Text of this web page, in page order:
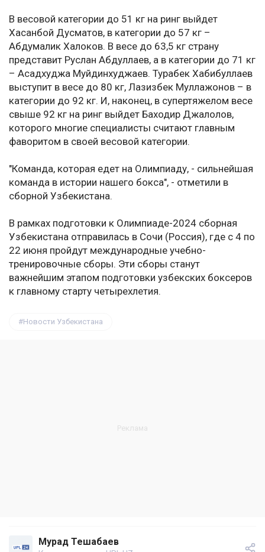
В весовой категории до 51 кг на ринг выйдет
Хасанбой Дусматов, в категории до 57 кг –
Абдумалик Халоков. В весе до 63,5 кг страну
представит Руслан Абдуллаев, а в категории до 71 кг
– Асадхуджа Муйдинхуджаев. Турабек Хабибуллаев
выступит в весе до 80 кг, Лазизбек Муллажонов – в
категории до 92 кг. И, наконец, в супертяжелом весе
свыше 92 кг на ринг выйдет Баходир Джалолов,
которого многие специалисты считают главным
фаворитом в своей весовой категории.
"Команда, которая едет на Олимпиаду, - сильнейшая
команда в истории нашего бокса", - отметили в
сборной Узбекистана.
В рамках подготовки к Олимпиаде-2024 сборная
Узбекистана отправилась в Сочи (Россия), где с 4 по
22 июня пройдут международные учебно-
тренировочные сборы. Эти сборы станут
важнейшим этапом подготовки узбекских боксеров
к главному старту четырехлетия.
Новости Узбекистана
Мурад Тешабаев